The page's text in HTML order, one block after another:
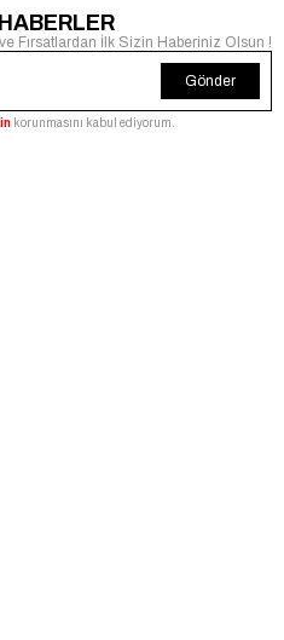
Fırsatlardan İlk Sizin Haberiniz Olsun !
Gönder
korunmasını kabul ediyorum.